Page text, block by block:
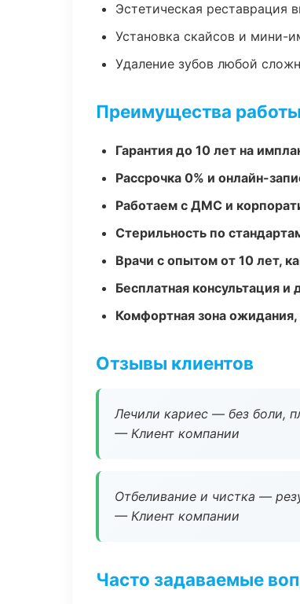
Эстетическая реставрация
Установка скайсов и мини-
Удаление зубов любой
Преимущества
Гарантия до 10 лет на
Рассрочка 0% и онлайн-
Работаем с ДМС и
Стерильность по
Врачи с опытом от 10 лет,
Бесплатная консультация и
Комфортная зона ожидания,
Отзывы клиентов
Лечили кариес — без боли,
— Клиент компании
Отбеливание и чистка —
— Клиент компании
Часто задаваемые